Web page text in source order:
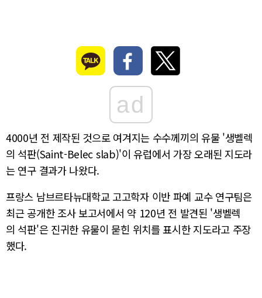
ad
4000년 전 제작된 것으로 여겨지는 수수께끼의 유물 '생벨렉
의 석판(Saint-Belec slab)'이 유럽에서 가장 오래된 지도라
는 연구 결과가 나왔다.
프랑스 남브르타뉴대학교 고고학자 이반 파예 교수 연구팀은
최근 공개한 조사 보고서에서 약 120년 전 발견된 '생벨렉
의 석판'은 진귀한 유물이 묻힌 위치를 표시한 지도라고 주장
했다.